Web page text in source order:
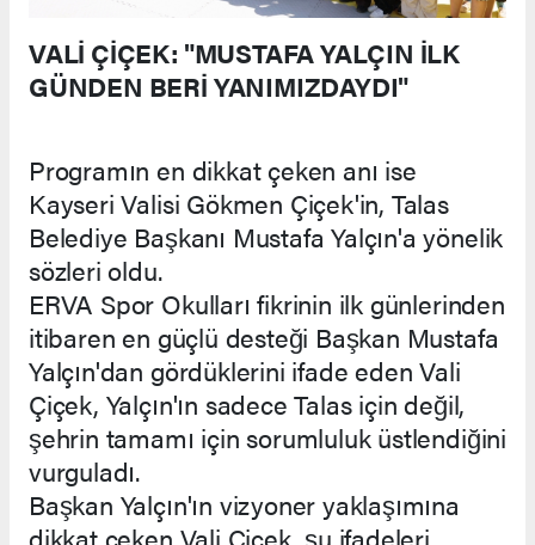
VALİ ÇİÇEK: "MUSTAFA YALÇIN İLK
GÜNDEN BERİ YANIMIZDAYDI"
Programın en dikkat çeken anı ise
Kayseri Valisi Gökmen Çiçek'in, Talas
Belediye Başkanı Mustafa Yalçın'a yönelik
sözleri oldu.
ERVA Spor Okulları fikrinin ilk günlerinden
itibaren en güçlü desteği Başkan Mustafa
Yalçın'dan gördüklerini ifade eden Vali
Çiçek, Yalçın'ın sadece Talas için değil,
şehrin tamamı için sorumluluk üstlendiğini
vurguladı.
Başkan Yalçın'ın vizyoner yaklaşımına
dikkat çeken Vali Çiçek, şu ifadeleri